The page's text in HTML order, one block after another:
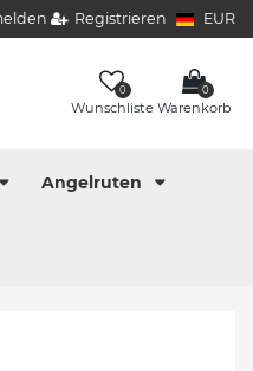
Registrieren EUR
0
Wunschliste
0
Warenkorb
Angelruten